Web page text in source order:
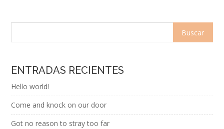
ENTRADAS RECIENTES
Hello world!
Come and knock on our door
Got no reason to stray too far